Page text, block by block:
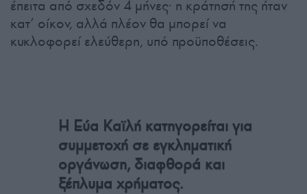
έπειτα από σχεδόν 4 μήνες· η κράτησή της ήταν
κατ’ οίκον, αλλά πλέον θα μπορεί να
κυκλοφορεί ελεύθερη, υπό προϋποθέσεις.
Η Εύα Καϊλή κατηγορείται για
συμμετοχή σε εγκληματική
οργάνωση, διαφθορά και
ξέπλυμα χρήματος.